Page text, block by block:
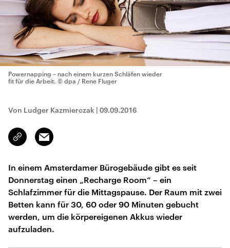
Powernapping – nach einem kurzen Schläfen wieder
fit für die Arbeit. © dpa / Rene Fluger
Von Ludger Kazmierczak | 09.09.2016
Link
kopieren/teilen
Email
In einem Amsterdamer Bürogebäude gibt es seit
Donnerstag einen „Recharge Room“ – ein
Schlafzimmer für die Mittagspause. Der Raum mit zwei
Betten kann für 30, 60 oder 90 Minuten gebucht
werden, um die körpereigenen Akkus wieder
aufzuladen.